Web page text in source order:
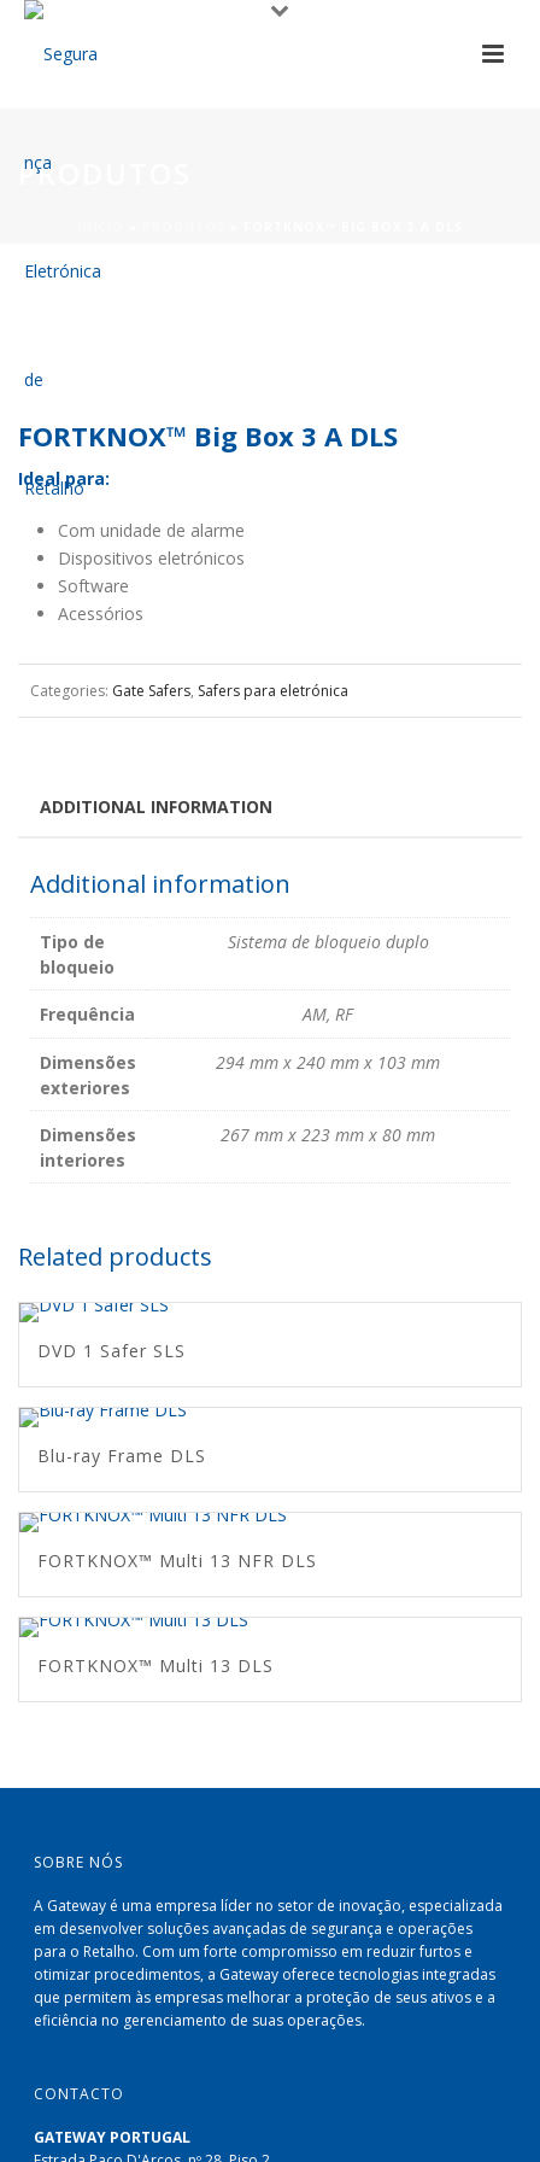
PRODUTOS
FORTKNOX™ Big Box 3 A DLS
Ideal para:
Com unidade de alarme
Dispositivos eletrónicos
Software
Acessórios
Categories: Gate Safers, Safers para eletrónica
ADDITIONAL INFORMATION
Additional information
Tipo de
bloqueio
Sistema de bloqueio duplo
Frequência AM, RF
Dimensões
exteriores
294 mm x 240 mm x 103 mm
Dimensões
interiores
267 mm x 223 mm x 80 mm
Related products
DVD 1 Safer SLS
Blu-ray Frame DLS
FORTKNOX™ Multi 13 NFR DLS
FORTKNOX™ Multi 13 DLS
SOBRE NÓS
A Gateway é uma empresa líder no setor de inovação, especializada
em desenvolver soluções avançadas de segurança e operações
para o Retalho. Com um forte compromisso em reduzir furtos e
otimizar procedimentos, a Gateway oferece tecnologias integradas
que permitem às empresas melhorar a proteção de seus ativos e a
eficiência no gerenciamento de suas operações.
CONTACTO
GATEWAY PORTUGAL